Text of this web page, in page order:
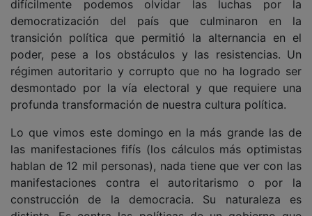
difícilmente podemos olvidar las luchas por la
democratización del país que culminaron en la
transición política que permitió la alternancia en el
poder, pese a los obstáculos y las resistencias. Un
régimen autoritario y corrupto que no ha logrado ser
desmontado por la vía electoral y que requiere una
profunda transformación de nuestra cultura política.
Lo que vimos este domingo en la más grande las de
las manifestaciones fifís (los cálculos más optimistas
hablan de 12 mil personas), nada tiene que ver con las
manifestaciones contra el autoritarismo o por la
construcción de la democracia. Su naturaleza es